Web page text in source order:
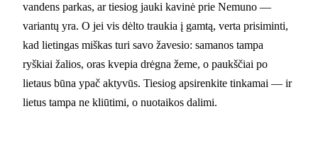
vandens parkas, ar tiesiog jauki kavinė prie Nemuno —
variantų yra. O jei vis dėlto traukia į gamtą, verta prisiminti,
kad lietingas miškas turi savo žavesio: samanos tampa
ryškiai žalios, oras kvepia drėgna žeme, o paukščiai po
lietaus būna ypač aktyvūs. Tiesiog apsirenkite tinkamai — ir
lietus tampa ne kliūtimi, o nuotaikos dalimi.